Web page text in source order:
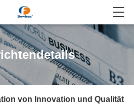
von Innovation und Qualität